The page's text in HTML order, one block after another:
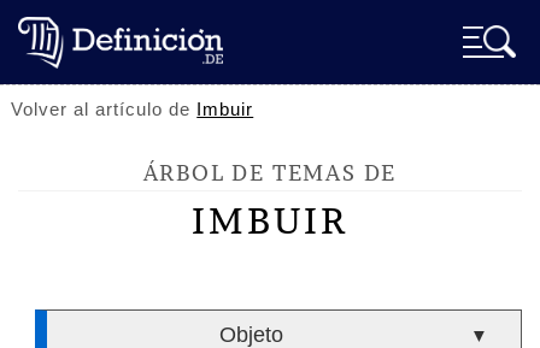
Volver al artículo de Imbuir
ÁRBOL DE TEMAS DE
IMBUIR
Objeto ▼